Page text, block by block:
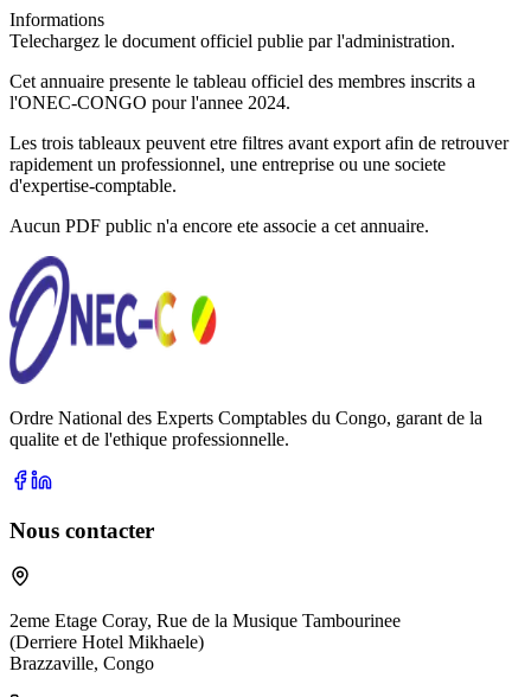
Informations
Telechargez le document officiel publie par l'administration.
Cet annuaire presente le tableau officiel des membres inscrits a
l'ONEC-CONGO pour l'annee 2024.
Les trois tableaux peuvent etre filtres avant export afin de retrouver
rapidement un professionnel, une entreprise ou une societe
d'expertise-comptable.
Aucun PDF public n'a encore ete associe a cet annuaire.
Ordre National des Experts Comptables du Congo, garant de la
qualite et de l'ethique professionnelle.
Nous contacter
2eme Etage Coray, Rue de la Musique Tambourinee
(Derriere Hotel Mikhaele)
Brazzaville, Congo